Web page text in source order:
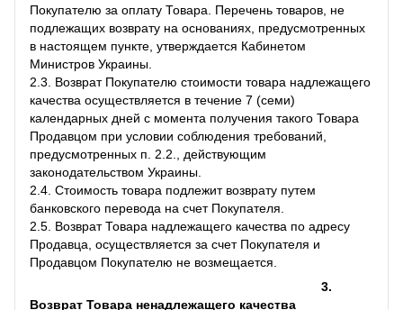
Покупателю за оплату Товара. Перечень товаров, не
подлежащих возврату на основаниях, предусмотренных
в настоящем пункте, утверждается Кабинетом
Министров Украины.
2.3. Возврат Покупателю стоимости товара надлежащего
качества осуществляется в течение 7 (семи)
календарных дней с момента получения такого Товара
Продавцом при условии соблюдения требований,
предусмотренных п. 2.2., действующим
законодательством Украины.
2.4. Стоимость товара подлежит возврату путем
банковского перевода на счет Покупателя.
2.5. Возврат Товара надлежащего качества по адресу
Продавца, осуществляется за счет Покупателя и
Продавцом Покупателю не возмещается.
3.
Возврат Товара ненадлежащего качества